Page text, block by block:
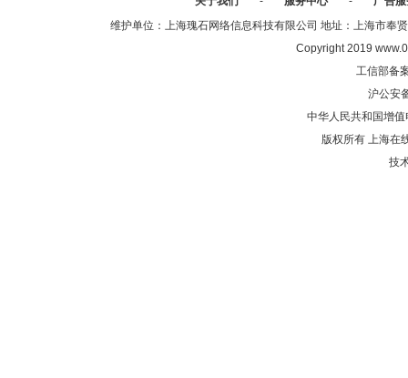
维护单位：上海瑰石网络信息科技有限公司 地址：上海市
Copyright 2019
工信部备
沪公安
中华人民共和国增
版权所有 上海在
技